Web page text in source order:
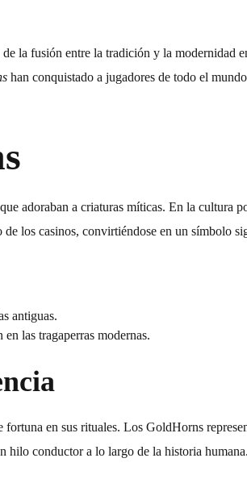
la fusión entre la tradición y la modernidad
han conquistado a jugadores de todo el
adoraban a criaturas míticas. En la cultura
los casinos, convirtiéndose en un símbolo
antiguas.
las tragaperras modernas.
en sus rituales. Los GoldHorns
hilo conductor a lo largo de la historia humana.